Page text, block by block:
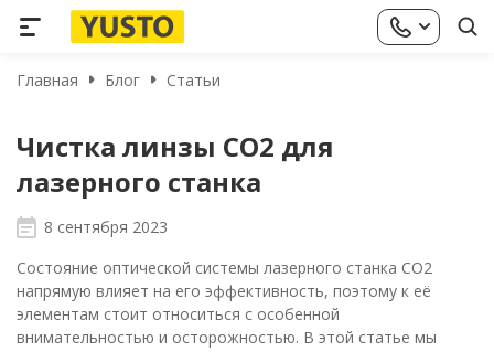
Главная Блог Статьи
Чистка линзы CO2 для
лазерного станка
8 сентября 2023
Состояние оптической системы лазерного станка CO2
напрямую влияет на его эффективность, поэтому к её
элементам стоит относиться с особенной
внимательностью и осторожностью. В этой статье мы